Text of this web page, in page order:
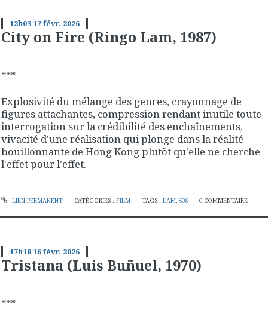
12h0317févr. 2026
City on Fire (Ringo Lam, 1987)
***
Explosivité du mélange des genres, crayonnage de
figures attachantes, compression rendant inutile toute
interrogation sur la crédibilité des enchaînements,
vivacité d'une réalisation qui plonge dans la réalité
bouillonnante de Hong Kong plutôt qu'elle ne cherche
l'effet pour l'effet.
LIEN PERMANENT CATÉGORIES : FILM TAGS :LAM,80S 0 COMMENTAIRE
17h1816févr. 2026
Tristana (Luis Buñuel, 1970)
***